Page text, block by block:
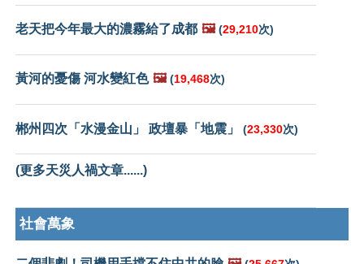
老天把今年最大的濃霧給了成都 🖼️ (29,210次)
黃河的憂傷 河水變紅色 🖼️ (19,468次)
郴州四次「水漫金山」 政壇暴「地震」 (23,330次)
(更多天災人禍文章......)
社會萬象